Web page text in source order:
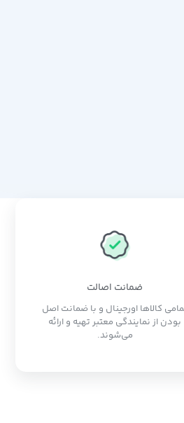
ضمانت اصالت
کالاها اورجینال و با ضمانت اصل
بودن از نمایندگی معتبر تهیه و ارائه
می‌شوند.